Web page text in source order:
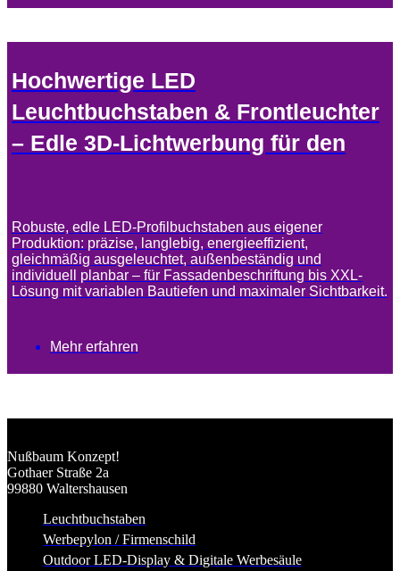
Hochwertige LED
Leuchtbuchstaben & Frontleuchter
– Edle 3D-Lichtwerbung für den
Robuste, edle LED-Profilbuchstaben aus eigener
Produktion: präzise, langlebig, energieeffizient,
gleichmäßig ausgeleuchtet, außenbeständig und
individuell planbar – für Fassadenbeschriftung bis XXL-
Lösung mit variablen Bautiefen und maximaler Sichtbarkeit.
Mehr erfahren
Nußbaum Konzept!
Gothaer Straße 2a
99880 Waltershausen
Leuchtbuchstaben
Werbepylon / Firmenschild
Outdoor LED-Display & Digitale Werbesäule